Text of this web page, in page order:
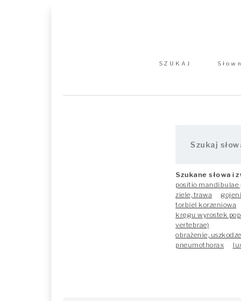
SZUKAJ
Szukane słowa i
positio mandibulae
ziele, trawa
torbiel korzeniowa
kręgu wyrostek
vertebrae)
obrażenie,
pneumothorax